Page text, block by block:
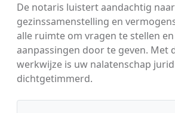
De notaris luistert aandachtig
gezinssamenstelling en
alle ruimte om vragen te stellen
aanpassingen door te geven. Met
werkwijze is uw nalatenschap
dichtgetimmerd.